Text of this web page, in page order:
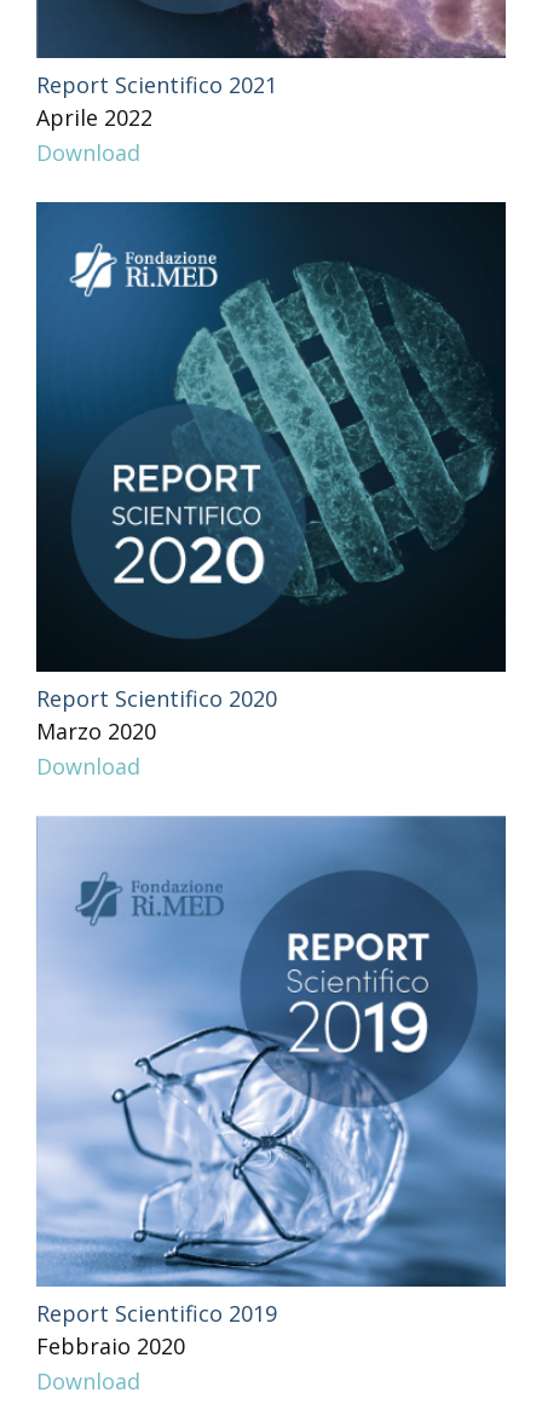
Report Scientifico 2021
Aprile 2022
Download
Report Scientifico 2020
Marzo 2020
Download
Report Scientifico 2019
Febbraio 2020
Download